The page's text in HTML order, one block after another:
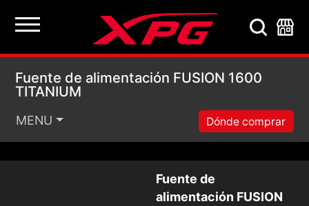
Fuente de
Fuente de alimentación FUSION 1600
TITANIUM
MENU Dónde comprar
Fuente de
alimentación FUSION